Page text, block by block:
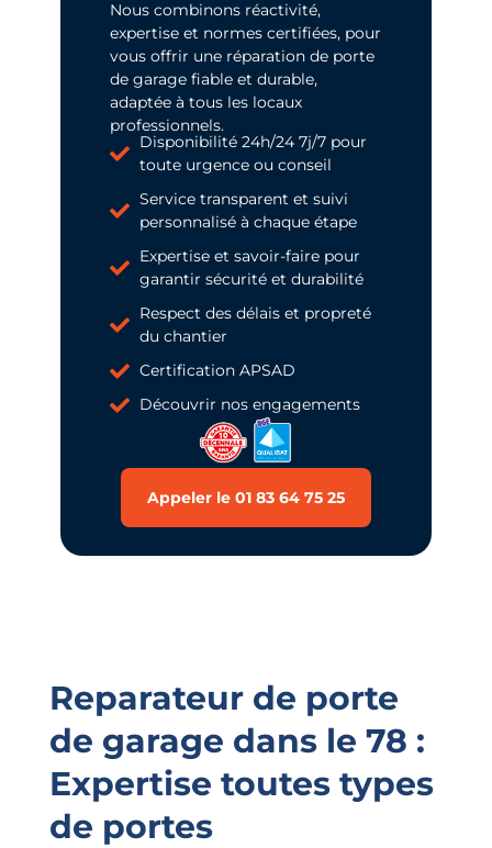
Nous combinons réactivité,
expertise et normes certifiées, pour
vous offrir une réparation de porte
de garage fiable et durable,
adaptée à tous les locaux
professionnels.
Disponibilité 24h/24 7j/7 pour
toute urgence ou conseil
Service transparent et suivi
personnalisé à chaque étape
Expertise et savoir-faire pour
garantir sécurité et durabilité
Respect des délais et propreté
du chantier
Certification APSAD
Découvrir nos engagements
Appeler le 01 83 64 75 25
Reparateur de porte
de garage dans le 78 :
Expertise toutes types
de portes